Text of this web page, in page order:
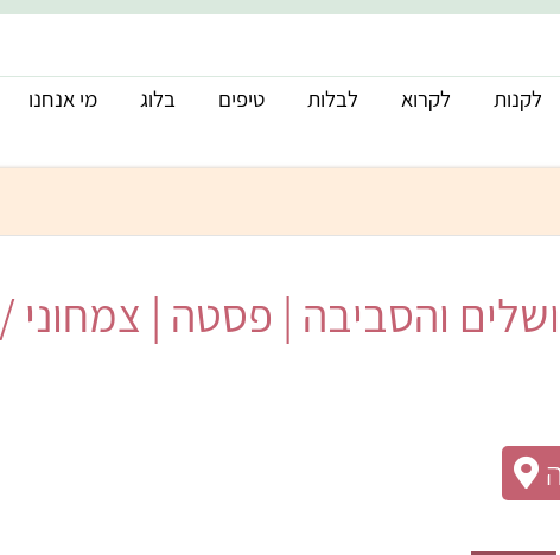
לקנות לקרוא לבלות טיפים בלוג מי אנחנו
והסביבה | פסטה | צמחוני /